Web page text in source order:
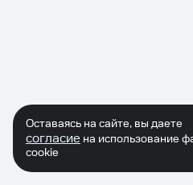
Оставаясь на сайте, вы даете
согласие на использование
cookie